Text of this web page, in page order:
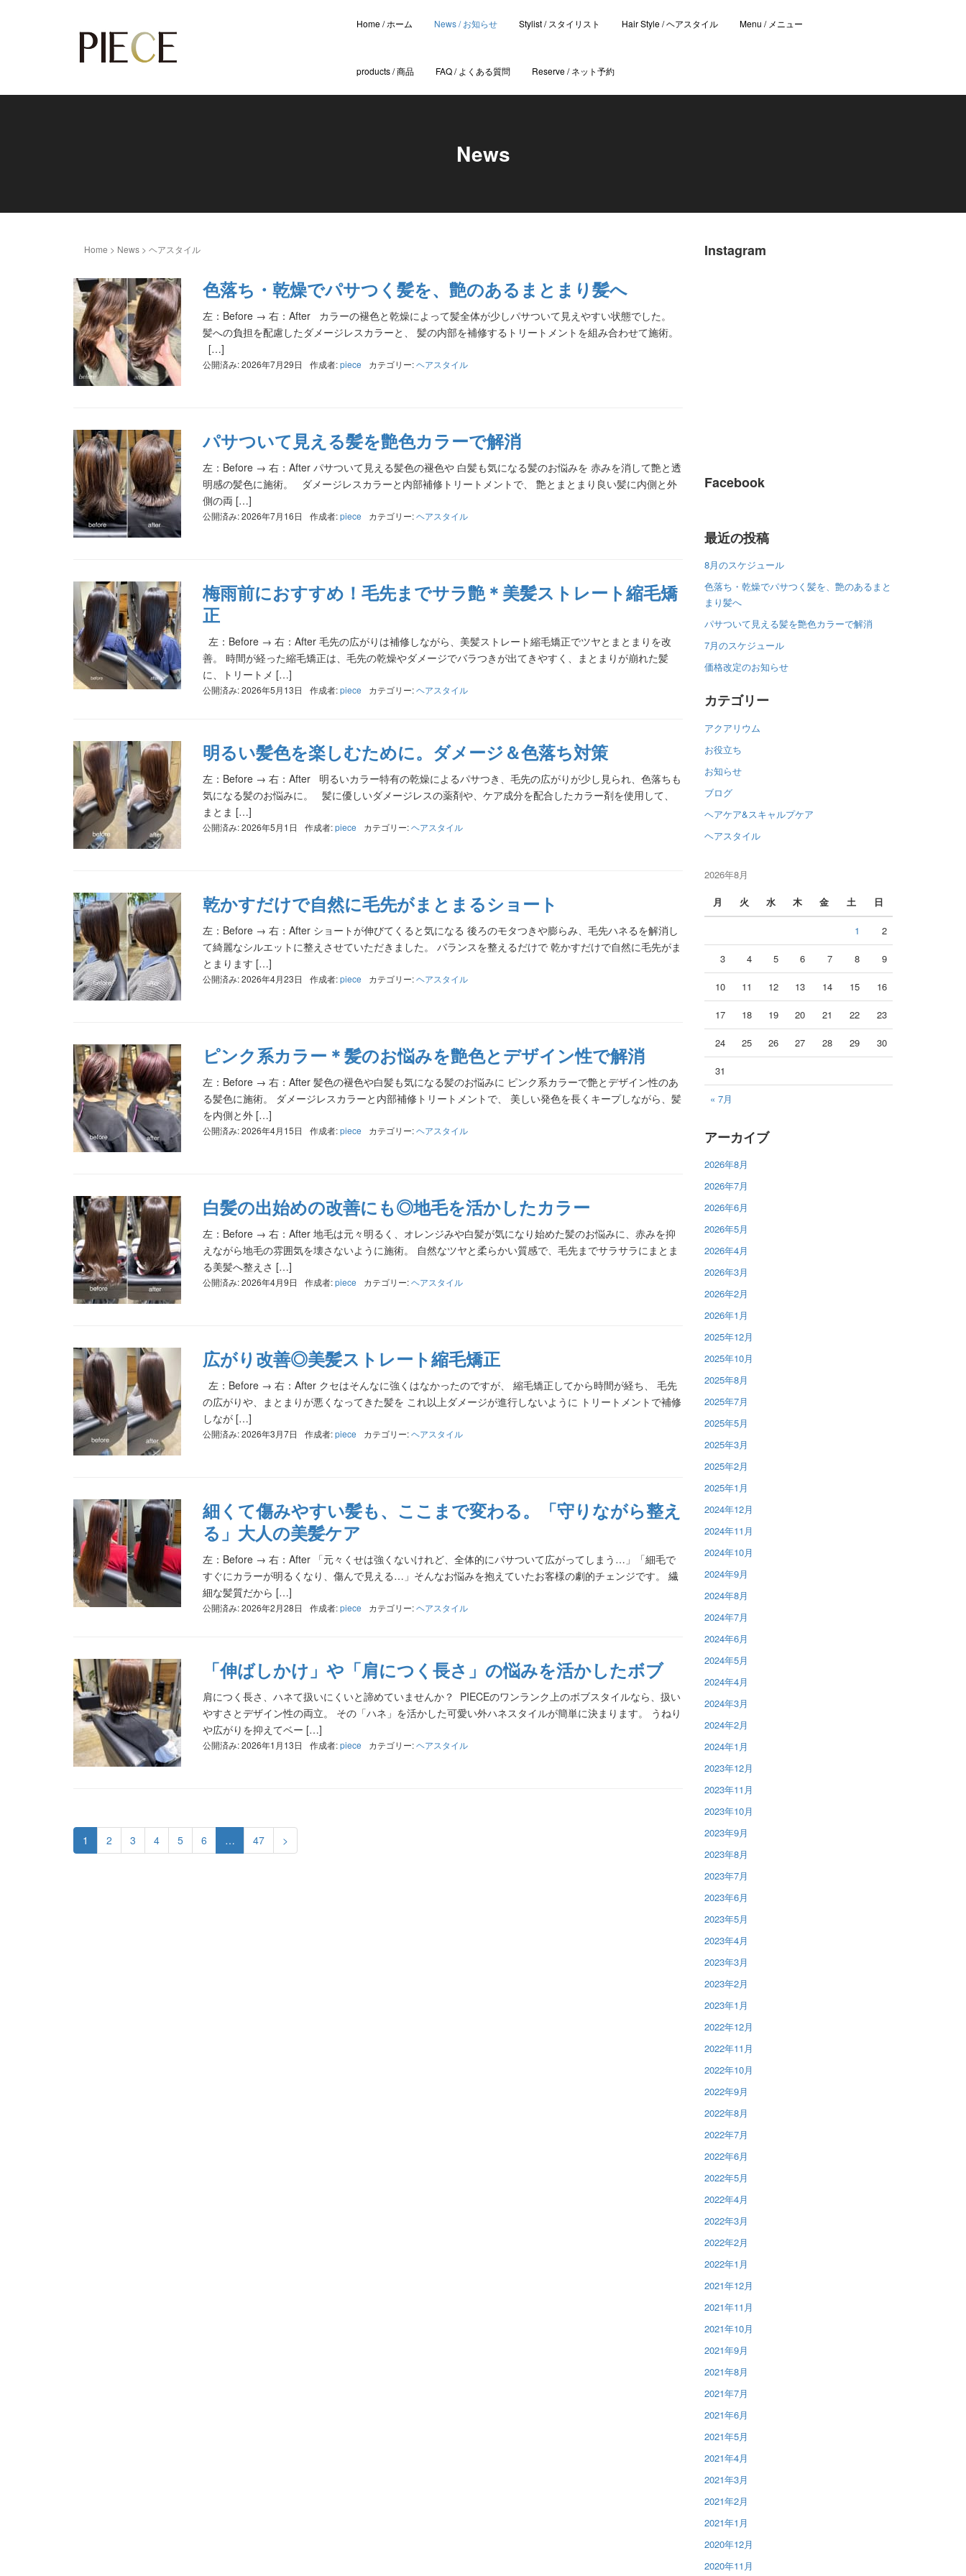
Home / ホーム News / お知らせ Stylist / スタイリスト Hair Style / ヘアスタイル Menu / メニュー
products / 商品 FAQ / よくある質問 Reserve / ネット予約
News
Home > News > ヘアスタイル
色落ち・乾燥でパサつく髪を、艶のあるまとまり髪へ
左：Before → 右：After カラーの褪色と乾燥によって髪全体が少しパサついて見えやすい状態でした。
髪への負担を配慮したダメージレスカラーと、 髪の内部を補修するトリートメントを組み合わせて施術。
[…]
公開済み: 2026年7月29日 作成者:piece カテゴリー:ヘアスタイル
パサついて見える髪を艶色カラーで解消
左：Before → 右：After パサついて見える髪色の褪色や 白髪も気になる髪のお悩みを 赤みを消して艶と透
明感の髪色に施術。 ダメージレスカラーと内部補修トリートメントで、 艶とまとまり良い髪に内側と外
側の両 […]
公開済み: 2026年7月16日 作成者:piece カテゴリー:ヘアスタイル
梅雨前におすすめ！毛先までサラ艶＊美髪ストレート縮毛矯
正
左：Before → 右：After 毛先の広がりは補修しながら、美髪ストレート縮毛矯正でツヤとまとまりを改
善。 時間が経った縮毛矯正は、毛先の乾燥やダメージでバラつきが出てきやすく、まとまりが崩れた髪
に、トリートメ […]
公開済み: 2026年5月13日 作成者:piece カテゴリー:ヘアスタイル
明るい髪色を楽しむために。ダメージ＆色落ち対策
左：Before → 右：After 明るいカラー特有の乾燥によるパサつき、毛先の広がりが少し見られ、色落ちも
気になる髪のお悩みに。 髪に優しいダメージレスの薬剤や、ケア成分を配合したカラー剤を使用して、
まとま […]
公開済み: 2026年5月1日 作成者:piece カテゴリー:ヘアスタイル
乾かすだけで自然に毛先がまとまるショート
左：Before → 右：After ショートが伸びてくると気になる 後ろのモタつきや膨らみ、毛先ハネるを解消し
て綺麗なシルエットに整えさせていただきました。 バランスを整えるだけで 乾かすだけで自然に毛先がま
とまります […]
公開済み: 2026年4月23日 作成者:piece カテゴリー:ヘアスタイル
ピンク系カラー＊髪のお悩みを艶色とデザイン性で解消
左：Before → 右：After 髪色の褪色や白髪も気になる髪のお悩みに ピンク系カラーで艶とデザイン性のあ
る髪色に施術。 ダメージレスカラーと内部補修トリートメントで、 美しい発色を長くキープしながら、髪
を内側と外 […]
公開済み: 2026年4月15日 作成者:piece カテゴリー:ヘアスタイル
白髪の出始めの改善にも◎地毛を活かしたカラー
左：Before → 右：After 地毛は元々明るく、オレンジみや白髪が気になり始めた髪のお悩みに、赤みを抑
えながら地毛の雰囲気を壊さないように施術。 自然なツヤと柔らかい質感で、毛先までサラサラにまとま
る美髪へ整えさ […]
公開済み: 2026年4月9日 作成者:piece カテゴリー:ヘアスタイル
広がり改善◎美髪ストレート縮毛矯正
左：Before → 右：After クセはそんなに強くはなかったのですが、 縮毛矯正してから時間が経ち、 毛先
の広がりや、まとまりが悪くなってきた髪を これ以上ダメージが進行しないように トリートメントで補修
しなが […]
公開済み: 2026年3月7日 作成者:piece カテゴリー:ヘアスタイル
細くて傷みやすい髪も、ここまで変わる。「守りながら整え
る」大人の美髪ケア
左：Before → 右：After 「元々くせは強くないけれど、全体的にパサついて広がってしまう…」「細毛で
すぐにカラーが明るくなり、傷んで見える…」そんなお悩みを抱えていたお客様の劇的チェンジです。 繊
細な髪質だから […]
公開済み: 2026年2月28日 作成者:piece カテゴリー:ヘアスタイル
「伸ばしかけ」や「肩につく長さ」の悩みを活かしたボブ
肩につく長さ、ハネて扱いにくいと諦めていませんか？ PIECEのワンランク上のボブスタイルなら、扱い
やすさとデザイン性の両立。 その「ハネ」を活かした可愛い外ハネスタイルが簡単に決まります。 うねり
や広がりを抑えてベー […]
公開済み: 2026年1月13日 作成者:piece カテゴリー:ヘアスタイル
1 2 3 4 5 6 … 47 >
Instagram
Facebook
最近の投稿
8月のスケジュール
色落ち・乾燥でパサつく髪を、艶のあるまと
まり髪へ
パサついて見える髪を艶色カラーで解消
7月のスケジュール
価格改定のお知らせ
カテゴリー
アクアリウム
お役立ち
お知らせ
ブログ
ヘアケア&スキャルプケア
ヘアスタイル
2026年8月
月
火 水 木 金 土 日
« 7月
1 2
3 4 5 6 7 8 9
10 11 12 13 14 15 16
17 18 19 20 21 22 23
24 25 26 27 28 29 30
31
アーカイブ
2026年8月
2026年7月
2026年6月
2026年5月
2026年4月
2026年3月
2026年2月
2026年1月
2025年12月
2025年10月
2025年8月
2025年7月
2025年5月
2025年3月
2025年2月
2025年1月
2024年12月
2024年11月
2024年10月
2024年9月
2024年8月
2024年7月
2024年6月
2024年5月
2024年4月
2024年3月
2024年2月
2024年1月
2023年12月
2023年11月
2023年10月
2023年9月
2023年8月
2023年7月
2023年6月
2023年5月
2023年4月
2023年3月
2023年2月
2023年1月
2022年12月
2022年11月
2022年10月
2022年9月
2022年8月
2022年7月
2022年6月
2022年5月
2022年4月
2022年3月
2022年2月
2022年1月
2021年12月
2021年11月
2021年10月
2021年9月
2021年8月
2021年7月
2021年6月
2021年5月
2021年4月
2021年3月
2021年2月
2021年1月
2020年12月
2020年11月